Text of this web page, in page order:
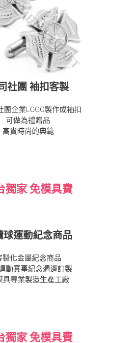
社團 袖扣客製
團企業LOGO製作成袖扣
可做為禮贈品
高貴時尚的典範
獨家 免模具費
球運動紀念商品
製化金屬紀念商品
動賽事紀念週邊訂製
具專業製造生產工廠
獨家 免模具費